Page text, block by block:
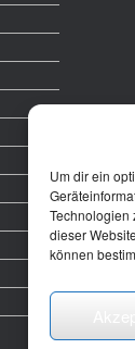
Um dir ein
Technologien
dieser
können